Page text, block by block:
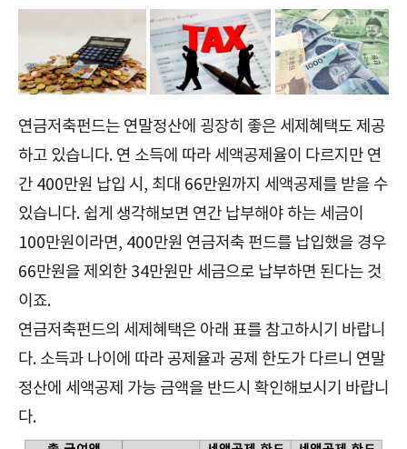
연금저축펀드는 연말정산에 굉장히 좋은 세제혜택도 제공
하고 있습니다. 연 소득에 따라 세액공제율이 다르지만 연
간 400만원 납입 시, 최대 66만원까지 세액공제를 받을 수
있습니다. 쉽게 생각해보면 연간 납부해야 하는 세금이
100만원이라면, 400만원 연금저축 펀드를 납입했을 경우
66만원을 제외한 34만원만 세금으로 납부하면 된다는 것
이죠.
연금저축펀드의 세제혜택은 아래 표를 참고하시기 바랍니
다. 소득과 나이에 따라 공제율과 공제 한도가 다르니 연말
정산에 세액공제 가능 금액을 반드시 확인해보시기 바랍니
다.